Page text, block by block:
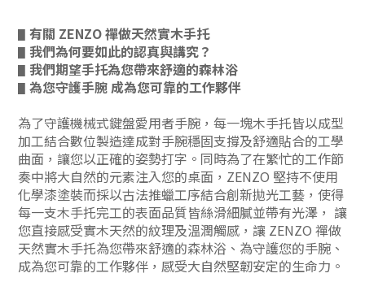
▋ 有關 ZENZO 禪做天然實木手托
▋ 我們為何要如此的認真與講究？
▋ 我們期望手托為您帶來舒適的森林浴
▋ 為您守護手腕 成為您可靠的工作夥伴
為了守護機械式鍵盤愛用者手腕，每一塊木手托皆以成型
加工結合數位製造達成對手腕穩固支撐及舒適貼合的工學
曲面，讓您以正確的姿勢打字。同時為了在繁忙的工作節
奏中將大自然的元素注入您的桌面，ZENZO 堅持不使用
化學漆塗裝而採以古法推蠟工序結合創新拋光工藝，使得
每一支木手托完工的表面品質皆絲滑細膩並帶有光澤， 讓
您直接感受實木天然的紋理及溫潤觸感，讓 ZENZO 禪做
天然實木手托為您帶來舒適的森林浴、為守護您的手腕、
成為您可靠的工作夥伴，感受大自然堅韌安定的生命力。